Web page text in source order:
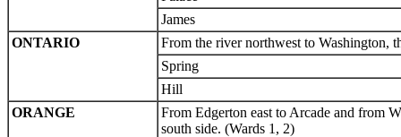
James
ONTARIO
From the river northwest to Washington,
Spring
Hill
ORANGE
From Edgerton east to Arcade and from
south side. (Wards 1, 2)